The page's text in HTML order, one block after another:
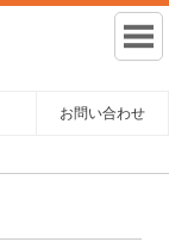
お問い合わせ